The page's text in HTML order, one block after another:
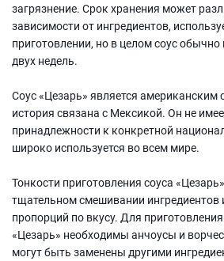
загрязнение. Срок хранения может
зависимости от ингредиентов,
приготовлении, но в целом соус
двух недель.
Соус «Цезарь» является американским
история связана с Мексикой. Он не
принадлежности к конкретной
широко используется во всем мире.
Тонкости приготовления соуса
тщательном смешивании ингредиентов
пропорций по вкусу. Для
«Цезарь» необходимы анчоусы и
могут быть заменены другими